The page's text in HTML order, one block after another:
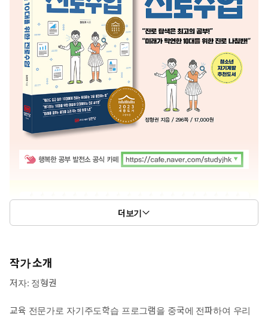
더보기
작가 소개
저자: 정형권
교육 전문가로 자기주도학습 프로그램을 중국에 전파하여 우리